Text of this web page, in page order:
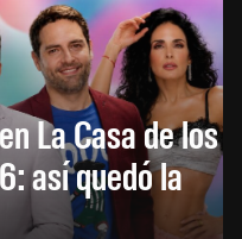
La Casa de los
así quedó la